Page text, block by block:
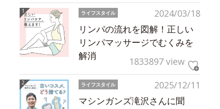
2024/03/18
ライフスタイル
リンパの流れを図解！正しい
リンパマッサージでむくみを
解消
1833897 view
2025/12/11
ライフスタイル
マシンガンズ滝沢さんに聞